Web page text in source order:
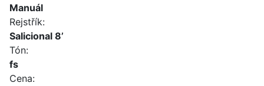
Manuál
Rejstřík:
Salicional 8’
Tón:
fs
Cena: